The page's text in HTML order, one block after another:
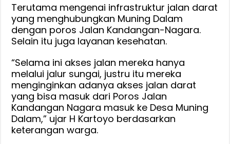
Terutama mengenai infrastruktur jalan darat
yang menghubungkan Muning Dalam
dengan poros Jalan Kandangan-Nagara.
Selain itu juga layanan kesehatan.
“Selama ini akses jalan mereka hanya
melalui jalur sungai, justru itu mereka
menginginkan adanya akses jalan darat
yang bisa masuk dari Poros Jalan
Kandangan Nagara masuk ke Desa Muning
Dalam,” ujar H Kartoyo berdasarkan
keterangan warga.